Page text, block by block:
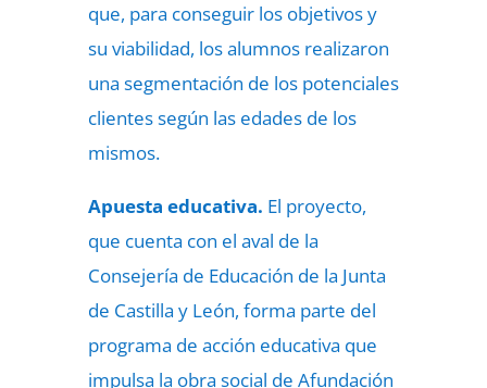
que, para conseguir los objetivos y
su viabilidad, los alumnos realizaron
una segmentación de los potenciales
clientes según las edades de los
mismos.
Apuesta educativa. El proyecto,
que cuenta con el aval de la
Consejería de Educación de la Junta
de Castilla y León, forma parte del
programa de acción educativa que
impulsa la obra social de Afundación